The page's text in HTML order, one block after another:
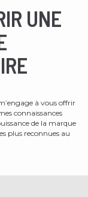
UNE
m’engage à vous offrir
connaissances
de la marque
plus reconnues au